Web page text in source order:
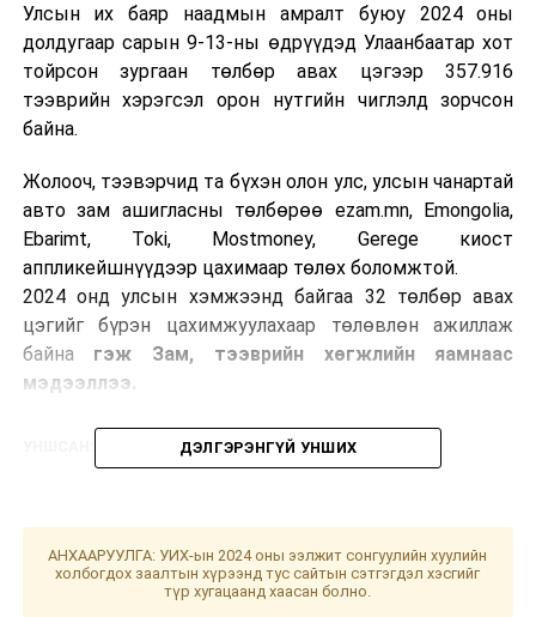
Улсын их баяр наадмын амралт буюу 2024 оны
долдугаар сарын 9-13-ны өдрүүдэд Улаанбаатар хот
тойрсон зургаан төлбөр авах цэгээр 357.916
тээврийн хэрэгсэл орон нутгийн чиглэлд зорчсон
байна.
Жолооч, тээвэрчид та бүхэн олон улс, улсын чанартай
авто зам ашигласны төлбөрөө ezam.mn, Emongolia,
Ebarimt, Toki, Mostmoney, Gerege киост
аппликейшнүүдээр цахимаар төлөх боломжтой.
2024 онд улсын хэмжээнд байгаа 32 төлбөр авах
цэгийг бүрэн цахимжуулахаар төлөвлөн ажиллаж
байна гэж Зам, тээврийн хөгжлийн яамнаас
мэдээллээ.
тоо нэмэхгүй байхад анхаарч ажиллана
ӨМНӨХ МЭДЭЭ
Гол мөрний усны түвшин богино хугацаанд огцом
ДЭЛГЭРЭНГҮЙ УНШИХ
АНХААРУУЛГА: УИХ-ын 2024 оны ээлжит сонгуулийн хуулийн
холбогдох заалтын хүрээнд тус сайтын сэтгэгдэл хэсгийг
түр хугацаанд хаасан болно.